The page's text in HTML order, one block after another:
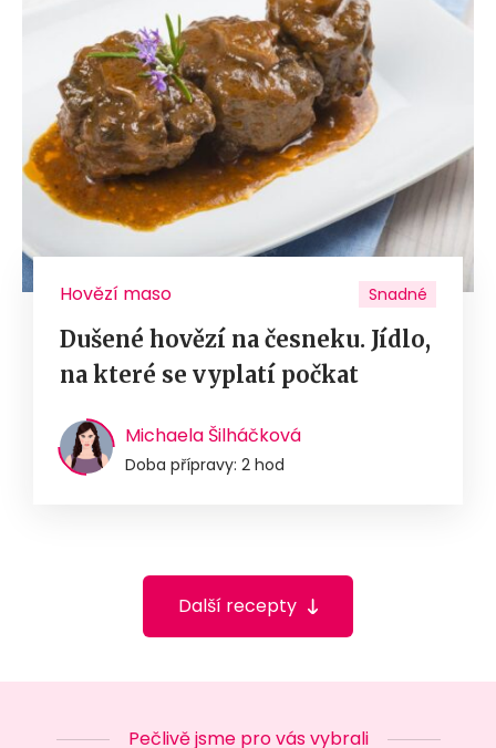
Hovězí maso Snadné
Dušené hovězí na česneku. Jídlo,
na které se vyplatí počkat
Michaela Šilháčková
Doba přípravy: 2 hod
Další recepty
Pečlivě jsme pro vás vybrali